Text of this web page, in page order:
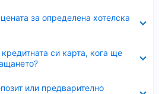
за определена хотелска
си карта, кога ще
или предварително